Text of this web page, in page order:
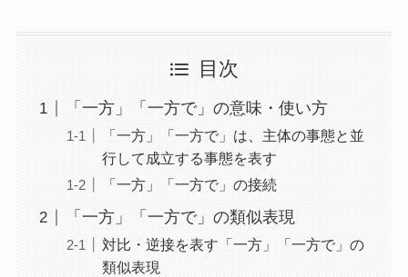
目次
「一方」「一方で」の意味・使い方
「一方」「一方で」は、主体の事態と並
行して成立する事態を表す
「一方」「一方で」の接続
「一方」「一方で」の類似表現
対比・逆接を表す「一方」「一方で」の
類似表現